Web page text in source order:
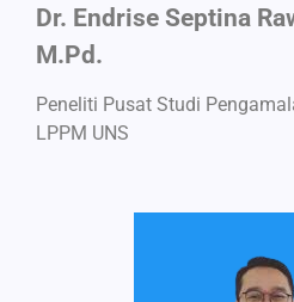
Dr. Endrise Septina
M.Pd.
Peneliti Pusat Studi
LPPM UNS